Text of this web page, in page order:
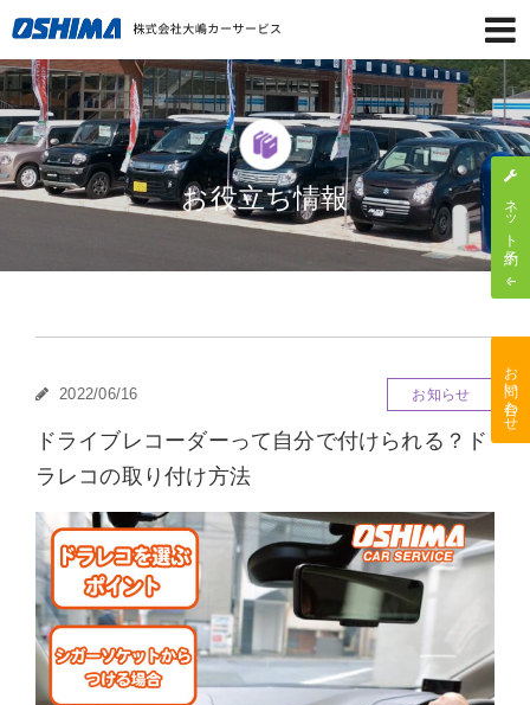
お役立ち情報
2022/06/16 お知らせ
ドライブレコーダーって自分で付けられる？ド
ラレコの取り付け方法
ネット予約
お問い合わせ